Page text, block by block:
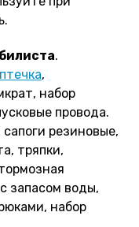
.
,
набор
провода.
резиновые,
тряпки,
запасом воды,
набор